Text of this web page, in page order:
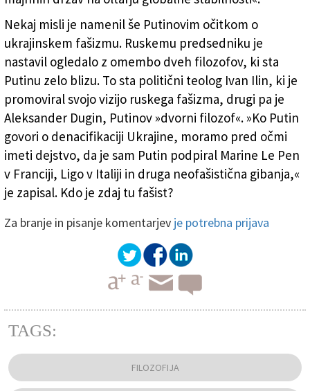
Nekaj misli je namenil še Putinovim očitkom o
ukrajinskem fašizmu. Ruskemu predsedniku je
nastavil ogledalo z omembo dveh filozofov, ki sta
Putinu zelo blizu. To sta politični teolog Ivan Ilin, ki je
promoviral svojo vizijo ruskega fašizma, drugi pa je
Aleksander Dugin, Putinov »dvorni filozof«. »Ko Putin
govori o denacifikaciji Ukrajine, moramo pred očmi
imeti dejstvo, da je sam Putin podpiral Marine Le Pen
v Franciji, Ligo v Italiji in druga neofašistična gibanja,«
je zapisal. Kdo je zdaj tu fašist?
Za branje in pisanje komentarjev je potrebna prijava
TAGS:
FILOZOFIJA